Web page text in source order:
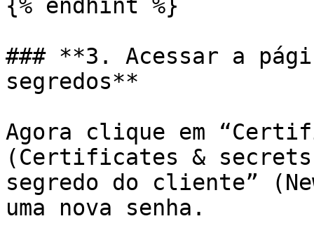
{% endhint %}
### **3. Acessar a
segredos**
Agora clique em
(Certificates &
segredo do cliente”
uma nova senha.